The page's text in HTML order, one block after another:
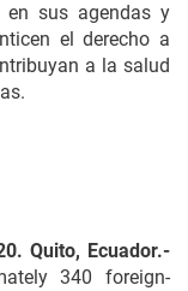
en sus agendas y
el derecho a
a la salud
Quito, Ecuador.-
340 foreign-